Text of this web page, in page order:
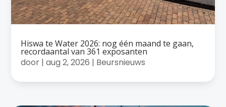
Hiswa te Water 2026: nog één maand te gaan,
recordaantal van 361 exposanten
door |aug 2, 2026 | Beursnieuws